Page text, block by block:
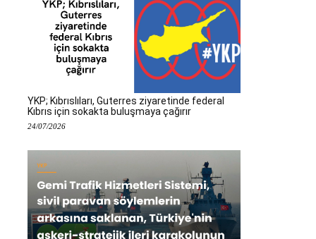
YKP; Kıbrıslıları, Guterres ziyaretinde federal
Kıbrıs için sokakta buluşmaya çağırır
24/07/2026